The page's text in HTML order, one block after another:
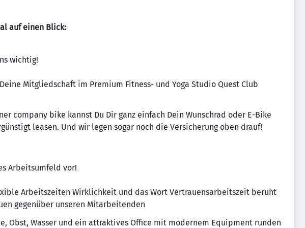
auf einen Blick:
wichtig!
Mitgliedschaft im Premium Fitness- und Yoga Studio Quest Club
company bike kannst Du Dir ganz einfach Dein Wunschrad oder E-Bike
leasen. Und wir legen sogar noch die Versicherung oben drauf!
Arbeitsumfeld vor!
Arbeitszeiten Wirklichkeit und das Wort Vertrauensarbeitszeit beruht
gegenüber unseren Mitarbeitenden
Obst, Wasser und ein attraktives Office mit modernem Equipment runden